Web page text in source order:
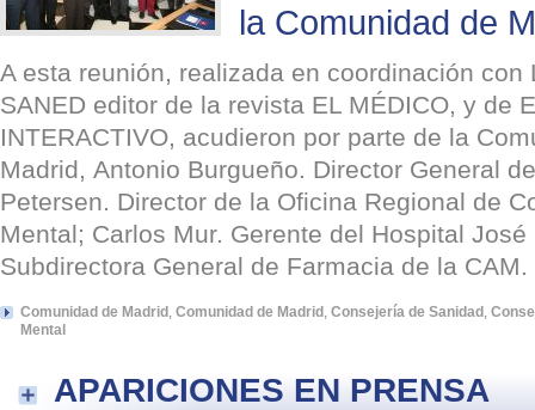
la Comunidad de
A esta reunión, realizada en coordinación con
SANED editor de la revista EL MÉDICO, y de
INTERACTIVO, acudieron por parte de la
Madrid, Antonio Burgueño. Director General
Petersen. Director de la Oficina Regional de
Mental; Carlos Mur. Gerente del Hospital
Subdirectora General de Farmacia de la CAM.
Comunidad de Madrid Comunidad de Madrid Consejería de Sanidad
Mental
APARICIONES EN PRENSA